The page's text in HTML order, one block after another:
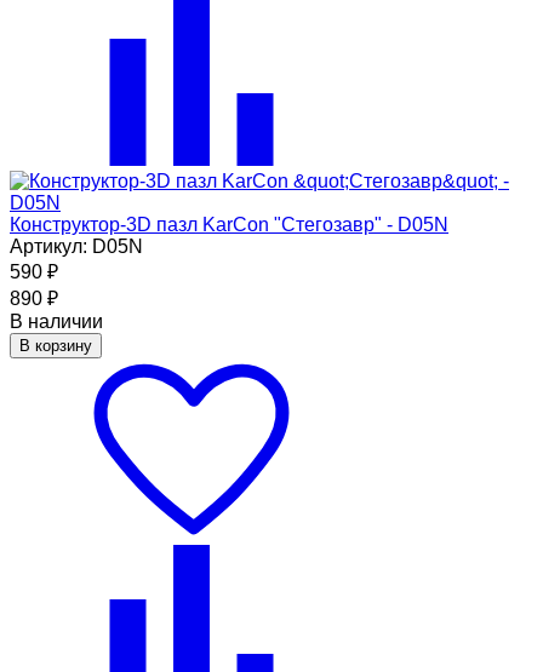
Конструктор-3D пазл KarCon "Стегозавр" - D05N
Артикул: D05N
590 ₽
890 ₽
В наличии
В корзину